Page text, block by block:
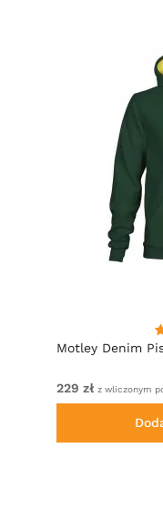
Motley Denim
229 zł z wliczonym